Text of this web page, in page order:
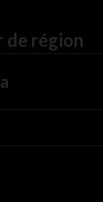
de région